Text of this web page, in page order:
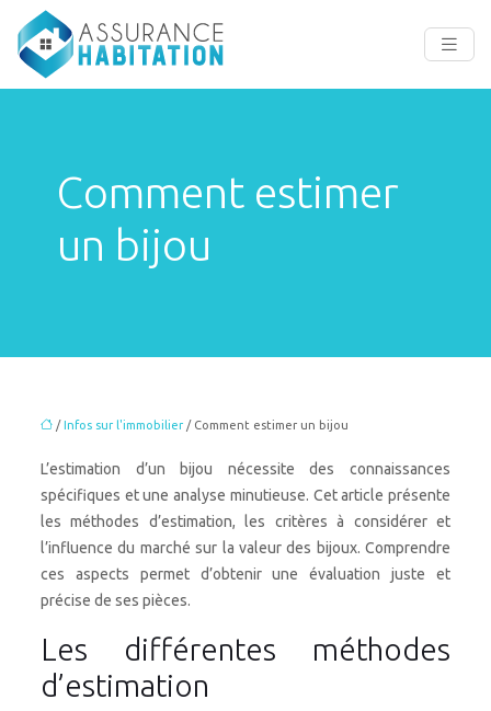
Comment estimer
un bijou
/Infos sur l'immobilier / Comment estimer un bijou
L’estimation d’un bijou nécessite des connaissances
spécifiques et une analyse minutieuse. Cet article présente
les méthodes d’estimation, les critères à considérer et
l’influence du marché sur la valeur des bijoux. Comprendre
ces aspects permet d’obtenir une évaluation juste et
précise de ses pièces.
Les différentes méthodes
d’estimation